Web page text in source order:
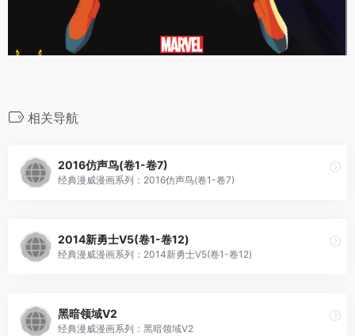
相关导航
2016仿声鸟(卷1-卷7)
经典漫威漫画系列：2016仿声鸟(卷1-卷7)
2014新勇士V5(卷1-卷12)
经典漫威漫画系列：2014新勇士V5(卷1-卷12)
黑暗领域V2
经典漫威漫画系列：黑暗领域V2